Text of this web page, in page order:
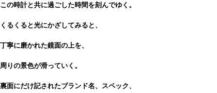
この時計と共に過ごした時間を刻んでゆく。
くるくると光にかざしてみると、
丁寧に磨かれた鏡面の上を、
周りの景色が滑っていく。
裏面にだけ記されたブランド名、スペック、